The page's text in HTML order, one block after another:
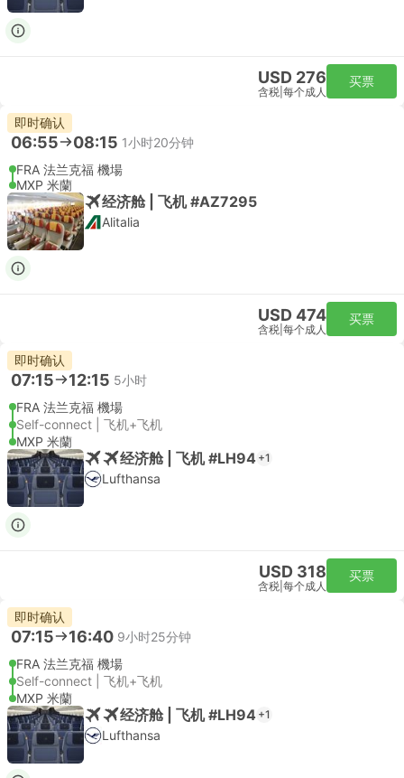
USD 276
含税 每个成人
买票
即时确认
06:55 08:15 1小时20分钟
FRA 法兰克福 機場
MXP 米蘭
经济舱 | 飞机 #AZ7295
Alitalia
USD 474
含税 每个成人
买票
即时确认
07:15 12:15 5小时
FRA 法兰克福 機場
Self-connect | 飞机+飞机
MXP 米蘭
经济舱 | 飞机 #LH94 +1
Lufthansa
USD 318
含税 每个成人
买票
即时确认
07:15 16:40 9小时25分钟
FRA 法兰克福 機場
Self-connect | 飞机+飞机
MXP 米蘭
经济舱 | 飞机 #LH94 +1
Lufthansa